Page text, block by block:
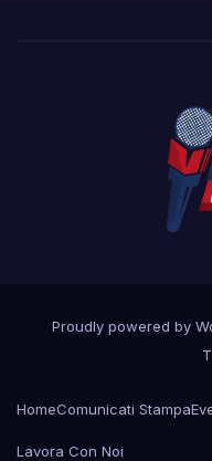
Proudly powered by
HomeComunicati Stampa
Lavora Con Noi